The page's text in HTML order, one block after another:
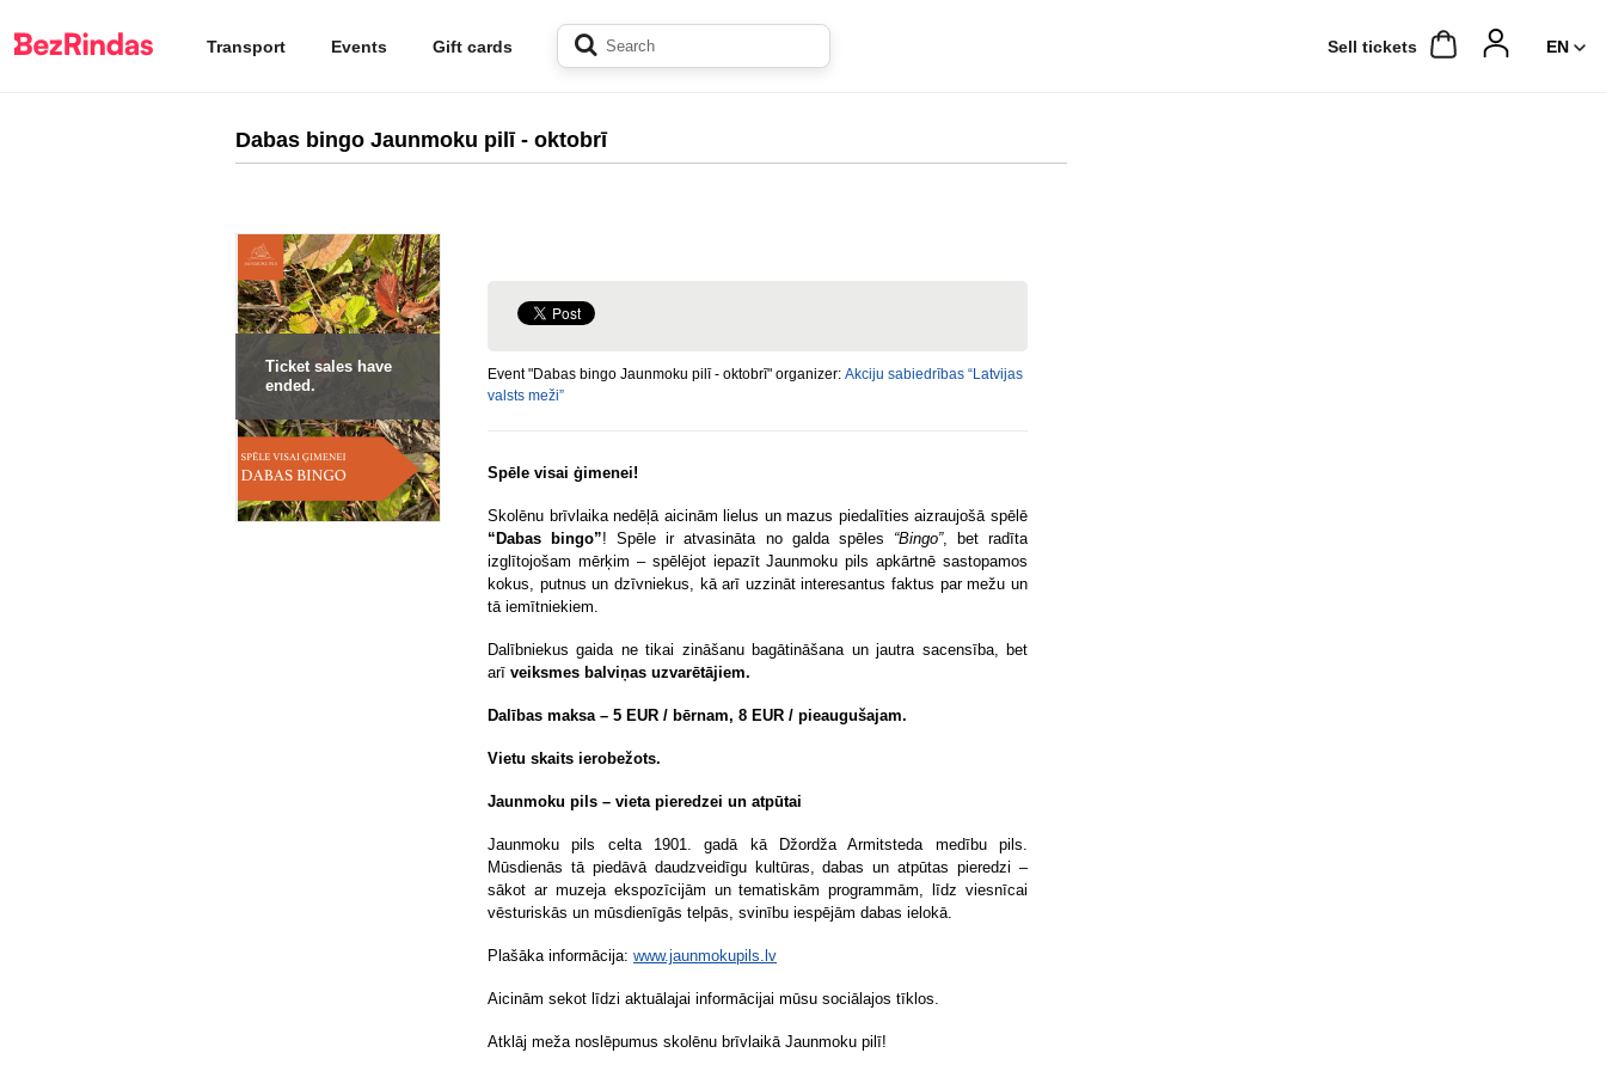
Transport Events Gift cards Sell ​​tickets
Dabas bingo Jaunmoku pilī - oktobrī
Ticket sales have
ended.
Event "Dabas bingo Jaunmoku pilī - oktobrī" organizer: Akciju sabiedrības “Latvijas
valsts meži”
Spēle visai ģimenei!
Skolēnu brīvlaika nedēļā aicinām lielus un mazus piedalīties aizraujošā spēlē
“Dabas bingo”! Spēle ir atvasināta no galda spēles “Bingo”, bet radīta
izglītojošam mērķim – spēlējot iepazīt Jaunmoku pils apkārtnē sastopamos
kokus, putnus un dzīvniekus, kā arī uzzināt interesantus faktus par mežu un
tā iemītniekiem.
Dalībniekus gaida ne tikai zināšanu bagātināšana un jautra sacensība, bet
arī veiksmes balviņas uzvarētājiem.
Dalības maksa – 5 EUR / bērnam, 8 EUR / pieaugušajam.
Vietu skaits ierobežots.
Jaunmoku pils – vieta pieredzei un atpūtai
Jaunmoku pils celta 1901. gadā kā Džordža Armitsteda medību pils.
Mūsdienās tā piedāvā daudzveidīgu kultūras, dabas un atpūtas pieredzi –
sākot ar muzeja ekspozīcijām un tematiskām programmām, līdz viesnīcai
vēsturiskās un mūsdienīgās telpās, svinību iespējām dabas ielokā.
Plašāka informācija: www.jaunmokupils.lv
Aicinām sekot līdzi aktuālajai informācijai mūsu sociālajos tīklos.
Atklāj meža noslēpumus skolēnu brīvlaikā Jaunmoku pilī!